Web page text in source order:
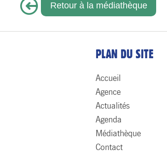
Retour à la médiathèque
PLAN DU SITE
Accueil
Agence
Actualités
Agenda
Médiathèque
Contact